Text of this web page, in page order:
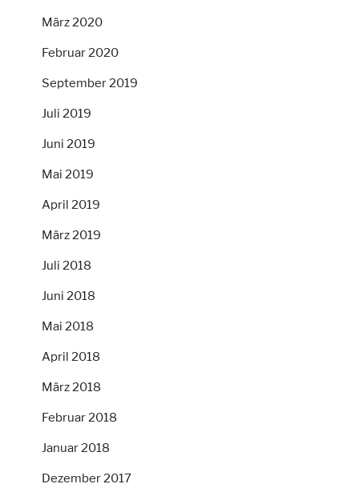
März 2020
Februar 2020
September 2019
Juli 2019
Juni 2019
Mai 2019
April 2019
März 2019
Juli 2018
Juni 2018
Mai 2018
April 2018
März 2018
Februar 2018
Januar 2018
Dezember 2017